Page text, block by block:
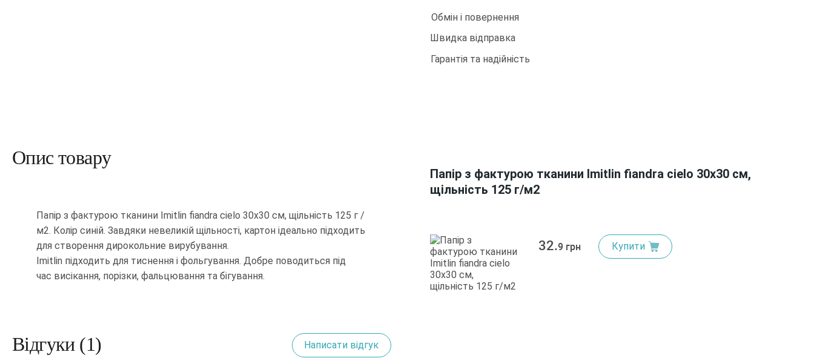
Обмін і повернення
Швидка відправка
Гарантія та надійність
Опис товару
Папір з фактурою тканини Imitlin fiandra cielo 30х30 см, щільність 125 г /
м2. Колір синій. Завдяки невеликій щільності, картон ідеально підходить
для створення дирокольние вирубування.
Imitlin підходить для тиснення і фольгування. Добре поводиться під
час висікання, порізки, фальцювання та бігування.
Відгуки (1) Написати відгук
Папір з фактурою тканини Imitlin fiandra cielo 30х30 см,
щільність 125 г/м2
32.9 грн Купити